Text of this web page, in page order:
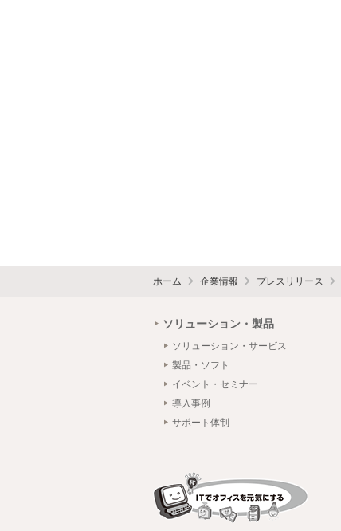
ホーム 企業情報 プレスリリース
ソリューション・製品
ソリューション・サービス
製品・ソフト
イベント・セミナー
導入事例
サポート体制